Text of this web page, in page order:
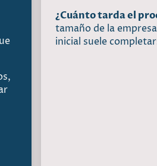
¿Cuánto tarda el
tamaño de la
inicial suele